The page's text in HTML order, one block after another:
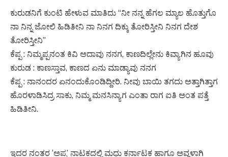
ಕುರುಡನಿಗೆ ಕುಂಟಿ ಹೇಳುವ ಮಾತಿದು “ನೀ ನನ್ನ ಹೆಗಲ ಮ್ಯಾಲ ಹೊತ್ತುಗೊ
ನಾ ನಿನ್ನ ಜೋಲಿ ಹಿಡಿತೀನಿ ನಾ ನಿನಗ ದಿಕ್ಕು ತೋರಿಸ್ತೀನಿ ನಿನಗ ದೇಶ
ತೋರಿಸ್ತೀನಿ”
ಕೆಪ್ಪ : ನಿಮ್ಮಪ್ಪನಂತ ಕಿವಿ ಅದಾವು ನನಗ, ಕಾಣದಿಲ್ಲೇನು ಕಿವ್ಯಾಗಿನ ಹೂವು
ಕುರುಡ : ಕಾಣಸ್ತಾವ, ಕಾಣದ ಏನು ಮಾಡ್ಯಾವು ನನಗ
ಕೆಪ್ಪ : ನಾನ೦ದರ ಏನಂದುಕೊಂಡಿದ್ದೀರಿ. ನೀವು ಬಾಯಿ ತಗದು ಅತ್ತಾಗಿತ್ತಾಗ
ಹೊರಳಾಡಿಸಿದ್ರ ಸಾಕು, ನಿಮ್ಮ ಮನಸಿನ್ಯಾಗ ಎಂತಾ ರಾಗ ಐತಿ ಅಂತ ಪತ್ತೆ
ಹಿಡಿತೀನಿ.
ಇದರ ನಂತರ ‘ಅಪ್ಪ’ ನಾಟಕದಲ್ಲಿ ಮಧು ಕರ್ನಾಟಕ ಹಾಗೂ ಅವ್ವಳಾಗಿ